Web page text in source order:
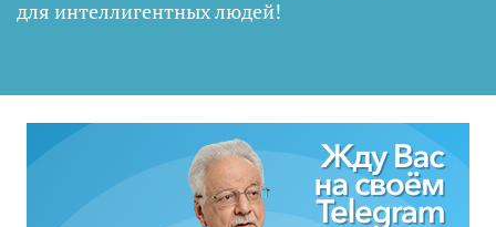
для интеллигентных людей!